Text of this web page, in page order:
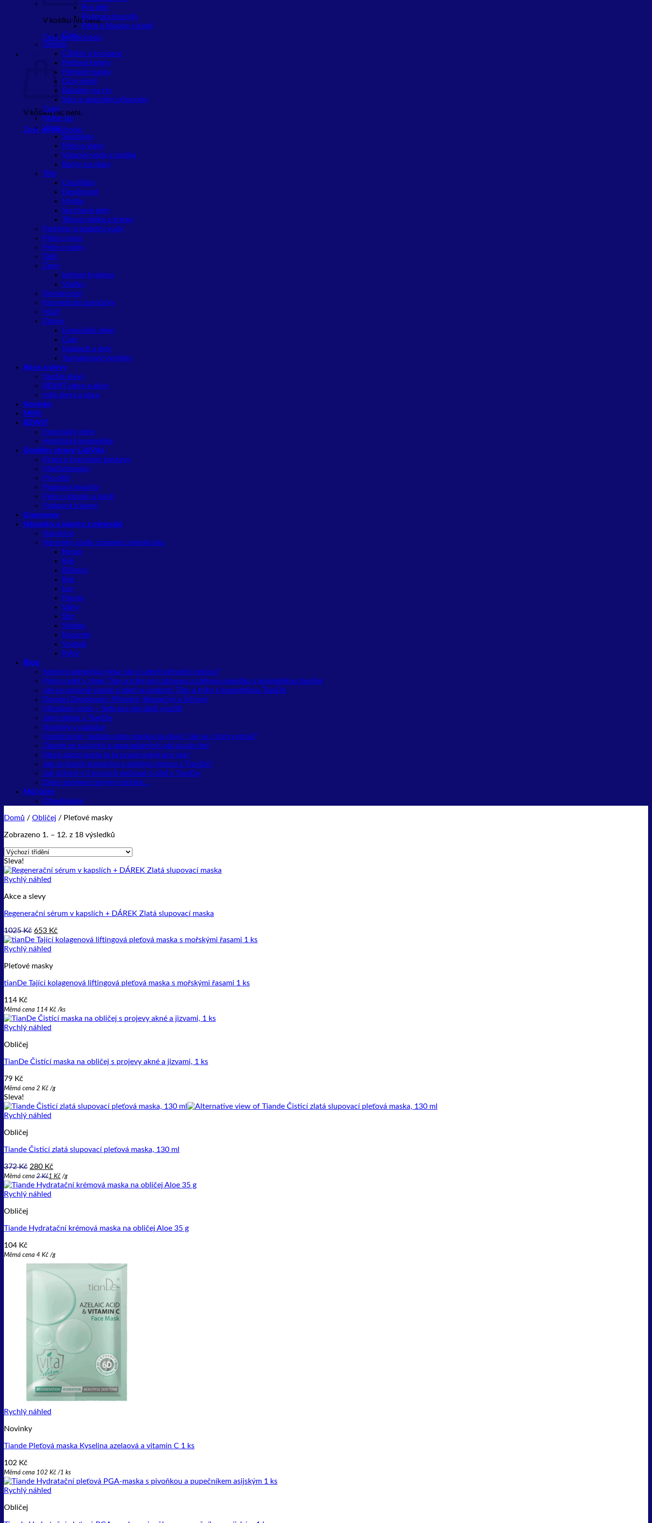
V košíku nic není.
Zpět do obchodu
V košíku nic není.
Zpět do obchodu
Pro děti
Podpora Imunity
Péče o klouby a kosti
Čaje
Obličej
Čištění a tonizace
Pleťové krémy
Pleťové masky
Oční okolí
Balzámy na rty
Séra a speciální přípravky
Zuby
Make-up
Vlasy
Šampóny
Péče o vlasy
Vlasové vody a tonika
Barvy na vlasy
Tělo
Celulitida
Deodorant
Mýdla
Sprchové gely
Tělová mléka a krémy
Parfémy a toaletní vody
Péče o ruce
Péče o nohy
Děti
Ženy
Intimní hygiena
Vložky
Domácnost
Kosmetické pomůcky
Muži
Zdraví
Esenciální oleje
Čaje
Náplasti a gely
Turmalínové výrobky
Akce a slevy
tianDe slevy
BEWIT slevy a akce
mihi slevy a akce
Novinky
MIHI
BEWIT
Esenciální oleje
Holistická kosmetika
Doplňky stravy CaliVita
Krása a tvarování postavy
Multivitamíny
Pro děti
Podpora Imunity
Péče o klouby a kosti
Podpora trávení
Greenway
Náramky a šperky z minerálů
Náušnice
Náramky podle znamení zvěrokruhu
Beran
Býk
Blíženci
Rak
Lev
Panna
Váhy
Štír
Střelec
Kozoroh
Vodnář
Ryby
Blog
Sezónní alergická rýma: jak si ulevit přírodní cestou?
Péče o pleť v zimě: Tipy a triky pro zdravou a zářivou pokožku s kosmetikou tianDe
Jak se správně starat o pleť na podzim: Tipy a triky s kosmetikou TianDe
Domácí Deodorant: Přírodní, Bezpečný a Účinný
Micelární voda – fígle pro její další využití
Jarní detox s TianDe
Novinky v nabídce
Kondicionér, balzám nebo maska na vlasy? Jak se v tom vyznat?
Zbavte se suchých a popraskaných pat za pár dní
Která zubní pasta je ta pravá právě pro vás?
Jak se bránit komárům a dalšímu hmyzu s TianDe?
Jak účinně v 5 krocích pečovat o pleť s TianDe
Dejte sbohem černým tečkám…
Můj účet
Objednávky
Domů / Obličej / Pleťové masky
Zobrazeno 1. – 12. z 18 výsledků
Sleva!
Rychlý náhled
Akce a slevy
Regenerační sérum v kapslích + DÁREK Zlatá slupovací maska
1025Kč Původní
cena
byla:
653 Kč
cena
Rychlý náhled
Pleťové masky
tianDe Tající kolagenová liftingová pleťová maska s mořskými řasami 1 ks
114 Kč
Měrná cena 114 Kč /ks
Rychlý náhled
Obličej
TianDe Čistící maska na obličej s projevy akné a jizvami, 1 ks
79 Kč
Měrná cena 2 Kč /g
Sleva!
Rychlý náhled
Obličej
Tiande Čisticí zlatá slupovací pleťová maska, 130 ml
372Kč Původní
cena
byla:
372 Kč.
280 Kč
cena
je:
Měrná cena 2Kč1 Kč /g
Rychlý náhled
Obličej
Tiande Hydratační krémová maska na obličej Aloe 35 g
104 Kč
Měrná cena 4 Kč /g
Rychlý náhled
Novinky
Tiande Pleťová maska Kyselina azelaová a vitamín C 1 ks
102 Kč
Měrná cena 102 Kč /1 ks
Rychlý náhled
Obličej